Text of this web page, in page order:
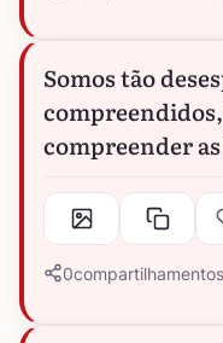
Somos tão
compreender
0compartilhamentos